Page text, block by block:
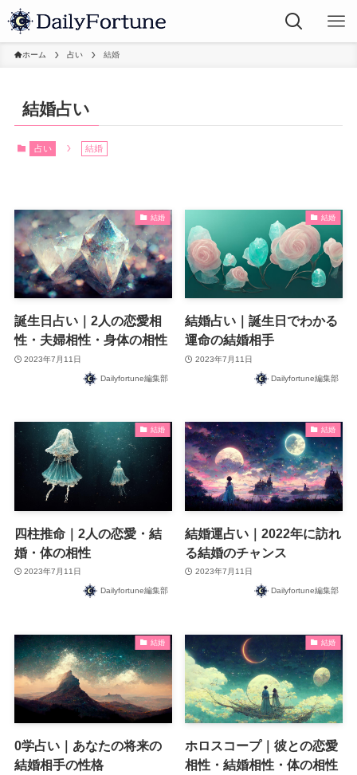
ホーム 占い 結婚
結婚占い
占い 結婚
結婚
誕生日占い｜2人の恋愛相
性・夫婦相性・身体の相性
2023年7月11日
Dailyfortune編集部
結婚
結婚占い｜誕生日でわかる
運命の結婚相手
2023年7月11日
Dailyfortune編集部
結婚
四柱推命｜2人の恋愛・結
婚・体の相性
2023年7月11日
Dailyfortune編集部
結婚
結婚運占い｜2022年に訪れ
る結婚のチャンス
2023年7月11日
Dailyfortune編集部
結婚
0学占い｜あなたの将来の
結婚相手の性格
結婚
ホロスコープ｜彼との恋愛
相性・結婚相性・体の相性